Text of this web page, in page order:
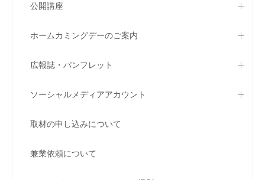
公開講座
ホームカミングデーのご案内
広報誌・パンフレット
ソーシャルメディアアカウント
取材の申し込みについて
兼業依頼について